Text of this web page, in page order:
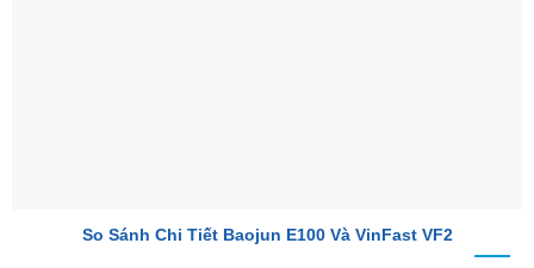
So Sánh Chi Tiết Baojun E100 Và VinFast VF2